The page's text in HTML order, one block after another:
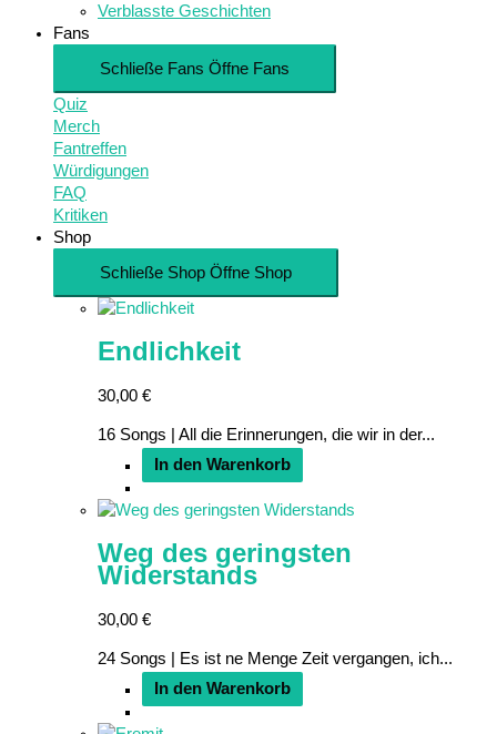
Verblasste Geschichten
Fans
Schließe Fans Öffne Fans
Quiz
Merch
Fantreffen
Würdigungen
FAQ
Kritiken
Shop
Schließe Shop Öffne Shop
Endlichkeit
30,00 €
16 Songs | All die Erinnerungen, die wir in der...
In den Warenkorb
Weg des geringsten
Widerstands
30,00 €
24 Songs | Es ist ne Menge Zeit vergangen, ich...
In den Warenkorb